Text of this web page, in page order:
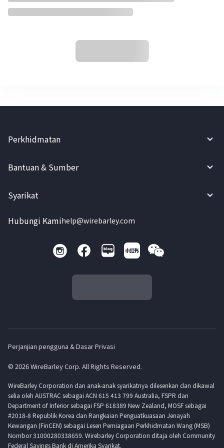
Perkhidmatan
Bantuan & Sumber
Syarikat
Hubungi Kamihelp@wirebarley.com
Perjanjian pengguna & Dasar Privasi
© 2026 WireBarley Corp. All Rights Reserved.
WireBarley Corporation dan anak-anak syarikatnya dilesenkan dan dikawal
selia oleh AUSTRAC sebagai ACN 615 413 799 Australia, FSPR dan
Department of Inferior sebagai FSP 618389 New Zealand, MOSF sebagai
#2018-8 Republik Korea dan Rangkaian Penguatkuasaan Jenayah
Kewangan (FinCEN) sebagai Lesen Perniagaan Perkhidmatan Wang (MSB)
Nombor 31000280338659. Wirebarley Corporation ditaja oleh Community
Federal Savings Bank di Amerika Syarikat.